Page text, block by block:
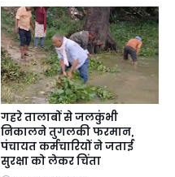
गहरे तालाबों से जलकुंभी
निकालने तुगलकी फरमान,
पंचायत कर्मचारियों ने जताई
सुरक्षा को लेकर चिंता